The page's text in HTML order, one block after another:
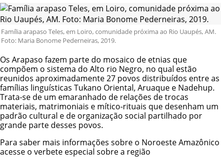
Família arapaso Teles, em Loiro, comunidade próxima ao Rio Uaupés, AM.
Foto: Maria Bonome Pederneiras, 2019.
Os Arapaso fazem parte do mosaico de etnias que
compõem o sistema do Alto rio Negro, no qual estão
reunidos aproximadamente 27 povos distribuídos entre as
famílias linguísticas Tukano Oriental, Aruaque e Nadehup.
Trata-se de um emaranhado de relações de trocas
materiais, matrimoniais e mítico-rituais que desenham um
padrão cultural e de organização social partilhado por
grande parte desses povos.
Para saber mais informações sobre o Noroeste Amazônico
acesse o verbete especial sobre a região